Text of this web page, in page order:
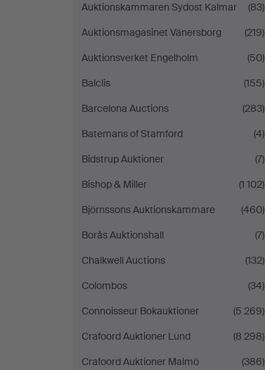
Auktionskammaren Sydost Kalmar
(83)
Auktionsmagasinet Vänersborg
(219)
Auktionsverket Engelholm
(50)
Balclis
(155)
Barcelona Auctions
(283)
Batemans of Stamford
(4)
Bidstrup Auktioner
(7)
Bishop & Miller
(1 102)
Björnssons Auktionskammare
(460)
Borås Auktionshall
(7)
Chalkwell Auctions
(132)
Colombos
(34)
Connoisseur Bokauktioner
(5 269)
Crafoord Auktioner Lund
(8 298)
Crafoord Auktioner Malmö
(386)